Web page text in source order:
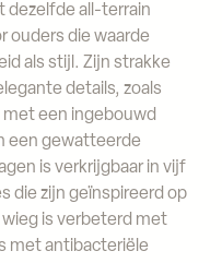
dezelfde all-terrain
ouders die waarde
als stijl. Zijn strakke
details, zoals
een ingebouwd
een gewatteerde
is verkrijgbaar in vijf
die zijn geïnspireerd op
is verbeterd met
met antibacteriële